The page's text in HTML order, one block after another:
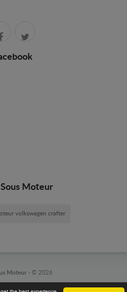
Moteur
volkswagen crafter
Moteur - © 2026